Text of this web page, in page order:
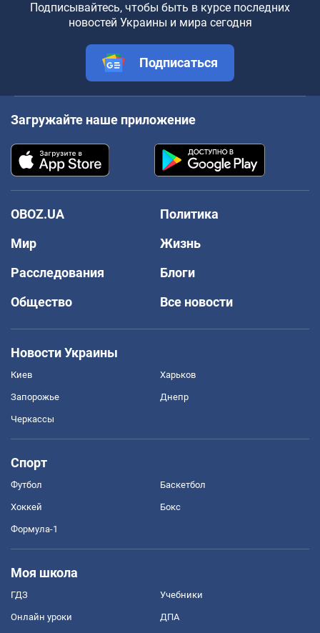
Подписывайтесь, чтобы быть в курсе последних
новостей Украины и мира сегодня
Подписаться
Загружайте наше приложение
OBOZ.UA
Политика
Мир
Жизнь
Расследования
Блоги
Общество
Все новости
Новости Украины
Киев Харьков
Запорожье Днепр
Черкассы
Спорт
Футбол Баскетбол
Хоккей Бокс
Формула-1
Моя школа
ГДЗ Учебники
Онлайн уроки ДПА